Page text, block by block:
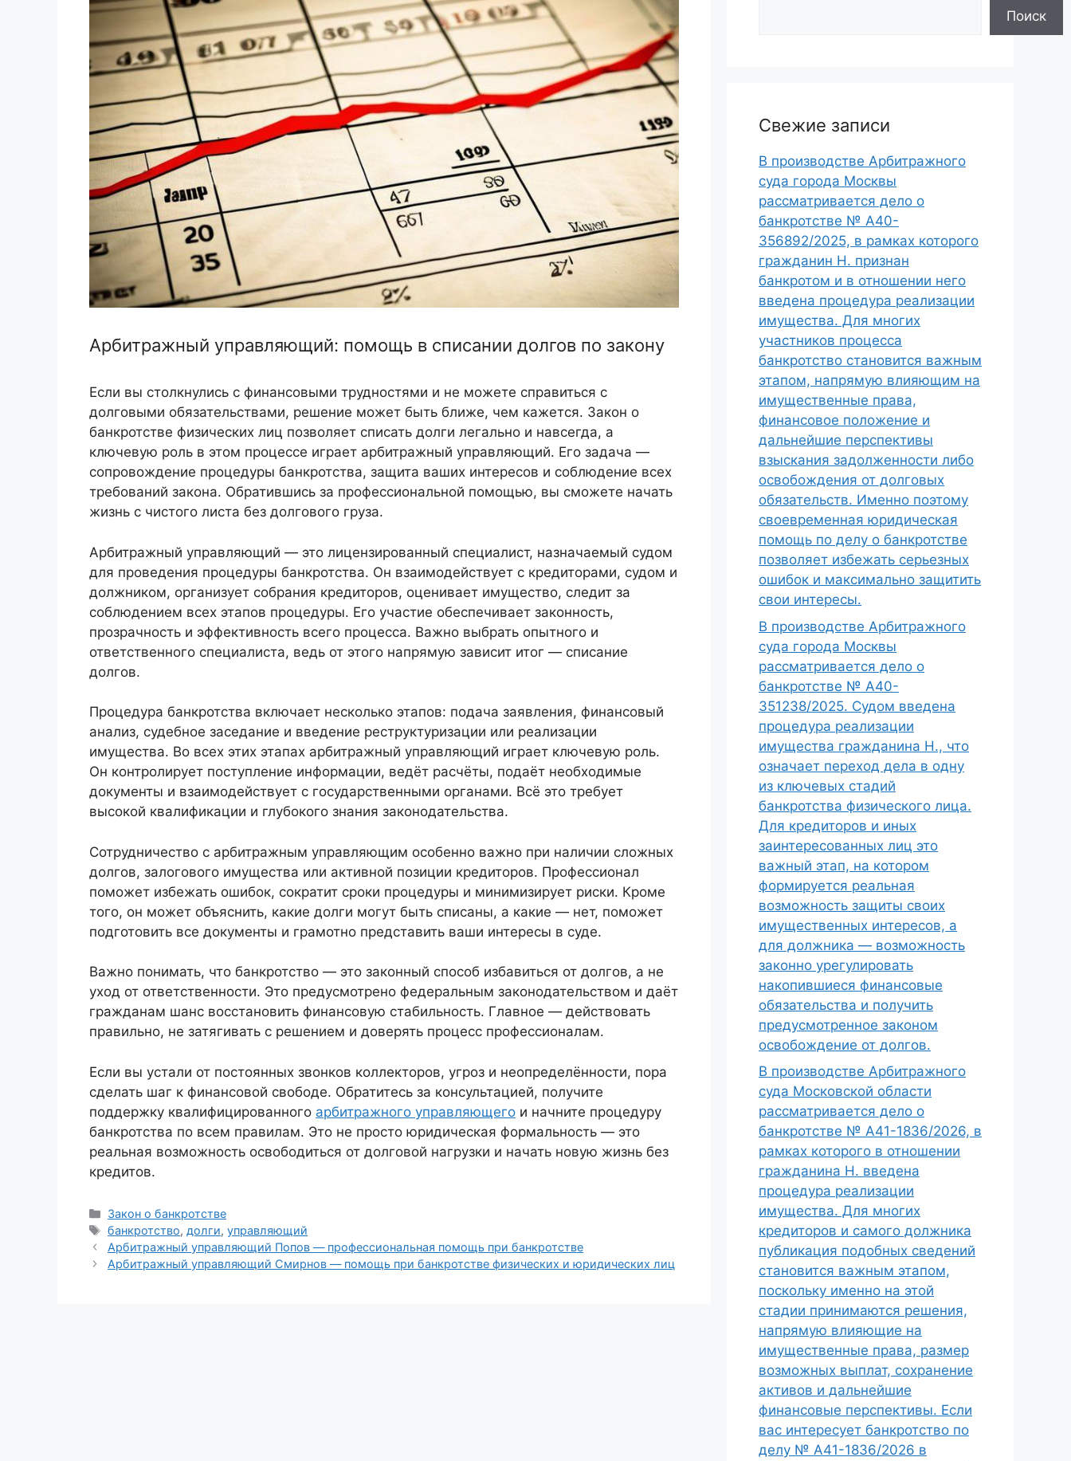
Арбитражный управляющий: помощь в списании долгов по закону
Если вы столкнулись с финансовыми трудностями и не можете справиться с
долговыми обязательствами, решение может быть ближе, чем кажется. Закон о
банкротстве физических лиц позволяет списать долги легально и навсегда, а
ключевую роль в этом процессе играет арбитражный управляющий. Его задача —
сопровождение процедуры банкротства, защита ваших интересов и соблюдение всех
требований закона. Обратившись за профессиональной помощью, вы сможете начать
жизнь с чистого листа без долгового груза.
Арбитражный управляющий — это лицензированный специалист, назначаемый судом
для проведения процедуры банкротства. Он взаимодействует с кредиторами, судом и
должником, организует собрания кредиторов, оценивает имущество, следит за
соблюдением всех этапов процедуры. Его участие обеспечивает законность,
прозрачность и эффективность всего процесса. Важно выбрать опытного и
ответственного специалиста, ведь от этого напрямую зависит итог — списание
долгов.
Процедура банкротства включает несколько этапов: подача заявления, финансовый
анализ, судебное заседание и введение реструктуризации или реализации
имущества. Во всех этих этапах арбитражный управляющий играет ключевую роль.
Он контролирует поступление информации, ведёт расчёты, подаёт необходимые
документы и взаимодействует с государственными органами. Всё это требует
высокой квалификации и глубокого знания законодательства.
Сотрудничество с арбитражным управляющим особенно важно при наличии сложных
долгов, залогового имущества или активной позиции кредиторов. Профессионал
поможет избежать ошибок, сократит сроки процедуры и минимизирует риски. Кроме
того, он может объяснить, какие долги могут быть списаны, а какие — нет, поможет
подготовить все документы и грамотно представить ваши интересы в суде.
Важно понимать, что банкротство — это законный способ избавиться от долгов, а не
уход от ответственности. Это предусмотрено федеральным законодательством и даёт
гражданам шанс восстановить финансовую стабильность. Главное — действовать
правильно, не затягивать с решением и доверять процесс профессионалам.
Если вы устали от постоянных звонков коллекторов, угроз и неопределённости, пора
сделать шаг к финансовой свободе. Обратитесь за консультацией, получите
поддержку квалифицированного арбитражного управляющего и начните процедуру
банкротства по всем правилам. Это не просто юридическая формальность — это
реальная возможность освободиться от долговой нагрузки и начать новую жизнь без
кредитов.
Рубрики
Закон о банкротстве
Метки
банкротство, долги,управляющий
Арбитражный управляющий Попов — профессиональная помощь при банкротстве
Арбитражный управляющий Смирнов — помощь при банкротстве физических и юридических лиц
Поиск
Свежие записи
В производстве Арбитражного
суда города Москвы
рассматривается дело о
банкротстве № А40-
356892/2025, в рамках которого
гражданин Н. признан
банкротом и в отношении него
введена процедура реализации
имущества. Для многих
участников процесса
банкротство становится важным
этапом, напрямую влияющим на
имущественные права,
финансовое положение и
дальнейшие перспективы
взыскания задолженности либо
освобождения от долговых
обязательств. Именно поэтому
своевременная юридическая
помощь по делу о банкротстве
позволяет избежать серьезных
ошибок и максимально защитить
свои интересы.
В производстве Арбитражного
суда города Москвы
рассматривается дело о
банкротстве № А40-
351238/2025. Судом введена
процедура реализации
имущества гражданина Н., что
означает переход дела в одну
из ключевых стадий
банкротства физического лица.
Для кредиторов и иных
заинтересованных лиц это
важный этап, на котором
формируется реальная
возможность защиты своих
имущественных интересов, а
для должника — возможность
законно урегулировать
накопившиеся финансовые
обязательства и получить
предусмотренное законом
освобождение от долгов.
В производстве Арбитражного
суда Московской области
рассматривается дело о
банкротстве № А41-1836/2026, в
рамках которого в отношении
гражданина Н. введена
процедура реализации
имущества. Для многих
кредиторов и самого должника
публикация подобных сведений
становится важным этапом,
поскольку именно на этой
стадии принимаются решения,
напрямую влияющие на
имущественные права, размер
возможных выплат, сохранение
активов и дальнейшие
финансовые перспективы. Если
вас интересует банкротство по
делу № А41-1836/2026 в